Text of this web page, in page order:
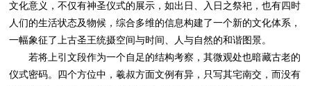
文化意义，不仅有神圣仪式的展示，如出日、入日之祭祀，也有四时
人们的生活状态及物候，综合多维的信息构建了一个新的文化体系，
一幅象征了上古圣王统摄空间与时间、人与自然的和谐图景。
若将上引文段作为一个自足的结构考察，其微观处也暗藏古老的
仪式密码。四个方位中，羲叔方面文例有异，只写其宅南交，而没有